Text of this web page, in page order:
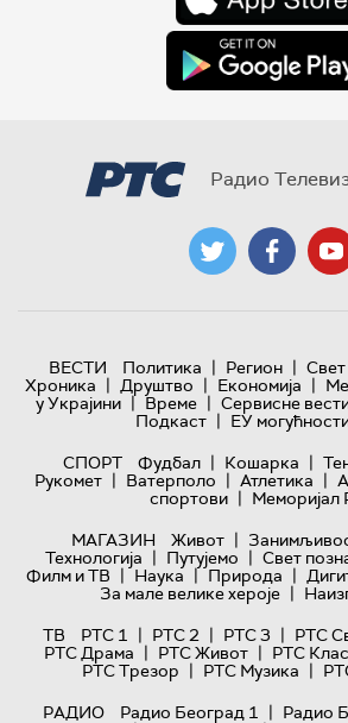
Радио
ВЕСТИ Политика | Регион | Свет
Хроника | Друштво | Економија |
у Украјини | Време | Сервисне
Подкаст | ЕУ
СПОРТ
Фудбал | Кошарка |
Рукомет | Ватерполо | Атлетика |
спортови | Меморијал
МАГАЗИН
Живот |
Технологијa | Путујемо | Свет
Филм и ТВ | Наука | Природа |
За мале велике хероје |
ТВ
РТС 1 | РТС 2 | РТС 3 | РТС
РТС Драма | РТС Живот | РТС
РТС Трезор | РТС Музика |
РАДИО
Радио Београд 1 | Радио